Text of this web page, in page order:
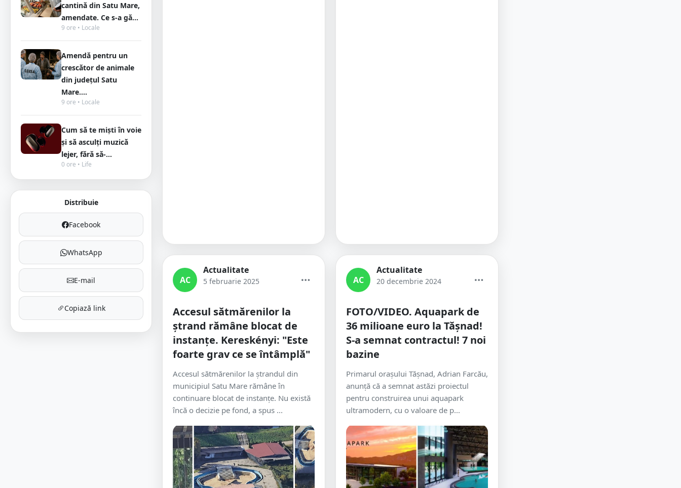
cantină din Satu Mare,
amendate. Ce s-a gă...
9 ore • Locale
Amendă pentru un
crescător de animale
din județul Satu
Mare....
9 ore • Locale
Cum să te miști în voie
și să asculți muzică
lejer, fără să-...
0 ore • Life
Distribuie
Facebook
WhatsApp
E-mail
Copiază link
AC
Actualitate
5 februarie 2025
Accesul sătmărenilor la
ștrand rămâne blocat de
instanțe. Kereskényi: "Este
foarte grav ce se întâmplă"
Accesul sătmărenilor la ștrandul din
municipiul Satu Mare rămâne în
continuare blocat de instanțe. Nu există
încă o decizie pe fond, a spus ...
AC
Actualitate
20 decembrie 2024
FOTO/VIDEO. Aquapark de
36 milioane euro la Tășnad!
S-a semnat contractul! 7 noi
bazine
Primarul orașului Tășnad, Adrian Farcău,
anunță că a semnat astăzi proiectul
pentru construirea unui aquapark
ultramodern, cu o valoare de p...